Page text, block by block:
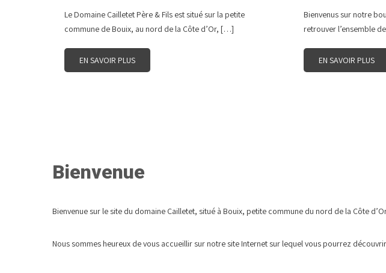
Le Domaine Cailletet Père & Fils est situé sur la petite
commune de Bouix, au nord de la Côte d’Or, […]
EN SAVOIR PLUS
Bienvenus sur notre
retrouver l’ensemble
EN SAVOIR PLUS
Bienvenue
Bienvenue sur le site du domaine Cailletet, situé à Bouix, petite commune du nord de la Côte
Nous sommes heureux de vous accueillir sur notre site Internet sur lequel vous pourrez